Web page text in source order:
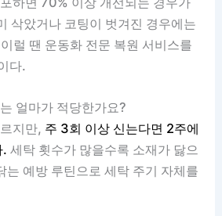
삭았거나 코팅이 벗겨진 경우에는
럴 땐 운동화 전문 복원 서비스를
다.
얼마가 적당한가요?
지만, 주 3회 이상 신는다면 2주에
. 세탁 횟수가 많을수록 소재가 닳으
는 예방 루틴으로 세탁 주기 자체를